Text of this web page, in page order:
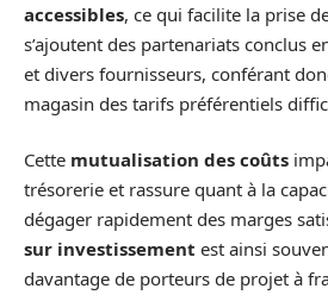
accessibles, ce qui facilite la prise
s’ajoutent des partenariats conclus
et divers fournisseurs, conférant
magasin des tarifs préférentiels
Cette mutualisation des coûts
trésorerie et rassure quant à la
dégager rapidement des marges
sur investissement est ainsi
davantage de porteurs de projet à